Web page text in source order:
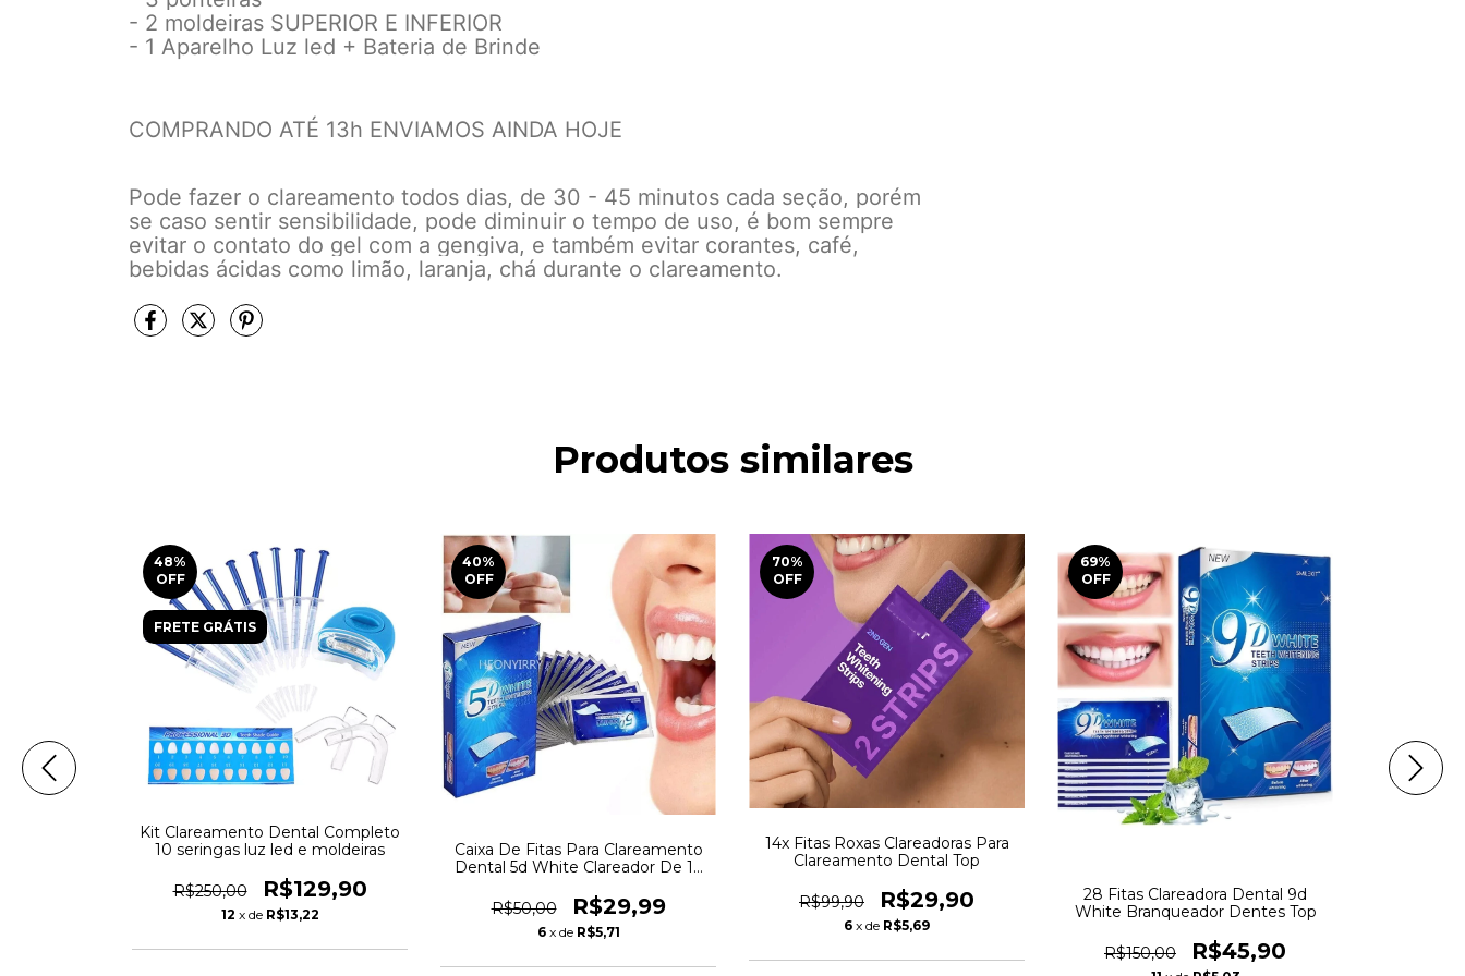
- 2 moldeiras SUPERIOR E INFERIOR
- 1 Aparelho Luz led + Bateria de Brinde
COMPRANDO ATÉ 13h ENVIAMOS AINDA HOJE
Pode fazer o clareamento todos dias, de 30 - 45 minutos cada seção, porém
se caso sentir sensibilidade, pode diminuir o tempo de uso, é bom sempre
evitar o contato do gel com a gengiva, e também evitar corantes, café,
bebidas ácidas como limão, laranja, chá durante o clareamento.
Produtos similares
48%
OFF
FRETE GRÁTIS
Kit Clareamento Dental Completo
10 seringas luz led e moldeiras
R$250,00 R$129,90
12 x de R$13,22
40%
OFF
Caixa De Fitas Para Clareamento
Dental 5d White Clareador De 14
R$50,00
R$29,99
6 x de R$5,71
70%
OFF
14x Fitas Roxas Clareadoras Para
Clareamento Dental Top
R$99,90 R$29,90
6 x de R$5,69
69%
OFF
28 Fitas Clareadora Dental 9d
White Branqueador Dentes Top
R$150,00 R$45,90